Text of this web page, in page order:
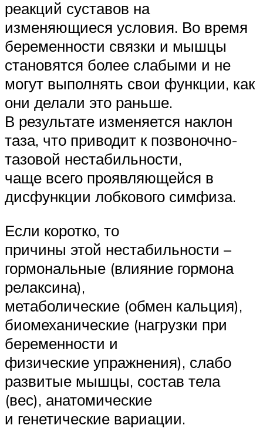
реакций суставов на
изменяющиеся условия. Во время
беременности связки и мышцы
становятся более слабыми и не
могут выполнять свои функции, как
они делали это раньше.
В результате изменяется наклон
таза, что приводит к позвоночно-
тазовой нестабильности,
чаще всего проявляющейся в
дисфункции лобкового симфиза.
Если коротко, то
причины этой нестабильности –
гормональные (влияние гормона
релаксина),
метаболические (обмен кальция),
биомеханические (нагрузки при
беременности и
физические упражнения), слабо
развитые мышцы, состав тела
(вес), анатомические
и генетические вариации.